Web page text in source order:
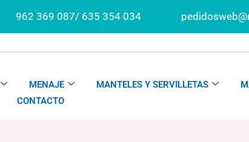
962 369 087/ 635 354 034
MENAJE MANTELES Y SERVILLETAS
CONTACTO